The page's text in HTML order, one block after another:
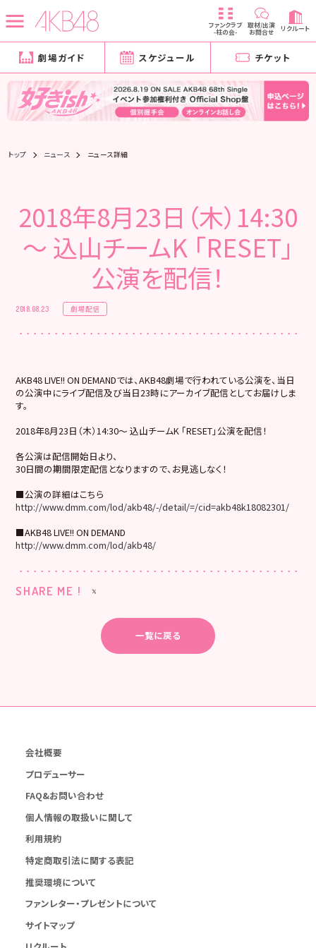
ファンクラブ
-柱の会-
取材/出演
お問合せ リクルート
劇場ガイド スケジュール チケット
トップ ニュース ニュース詳細
2018年8月23日（木）14:30
～ 込山チームK 「RESET」
公演を配信！
2018.08.23 劇場配信
AKB48 LIVE!! ON DEMANDでは、AKB48劇場で行われている公演を、当日
の公演中にライブ配信及び当日23時にアーカイブ配信としてお届けしま
す。
2018年8月23日（木）14:30～ 込山チームK 「RESET」公演を配信！
各公演は配信開始日より、
30日間の期間限定配信となりますので、お見逃しなく！
■公演の詳細はこちら
http://www.dmm.com/lod/akb48/-/detail/=/cid=akb48k18082301/
■AKB48 LIVE!! ON DEMAND
http://www.dmm.com/lod/akb48/
SHARE ME !
一覧に戻る
会社概要
プロデューサー
FAQ&お問い合わせ
個人情報の取扱いに関して
利用規約
特定商取引法に関する表記
推奨環境について
ファンレター・プレゼントについて
サイトマップ